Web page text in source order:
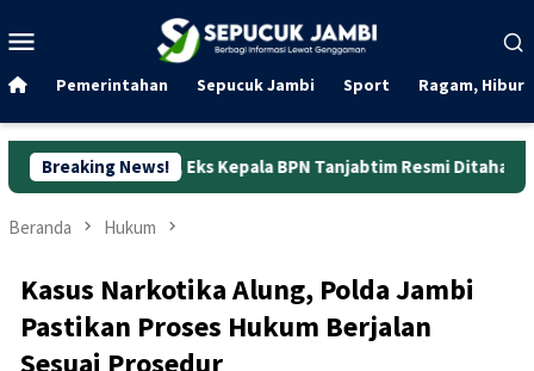
ke
Mobile
Pemerintahan Sepucuk Jambi Sport Ragam,
Breaking News!
Eks Kepala BPN Tanjabtim Resmi Ditahan Dunia Kerja
Beranda Hukum
Kasus Narkotika Alung, Polda Jambi
Pastikan Proses Hukum Berjalan